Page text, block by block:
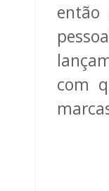
com